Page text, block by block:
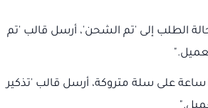
الطلب إلى 'تم الشحن'، أرسل قالب 'تم
"عندما يمر 24 ساعة على سلة متروكة، أرسل قالب 'تذكير